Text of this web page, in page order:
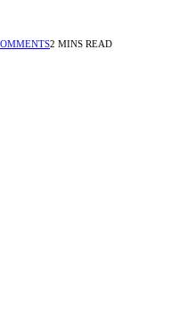
2 MINS READ